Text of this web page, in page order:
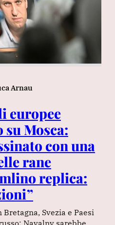
Arnau
europee
Mosca:
con una
rane
replica:
Svezia e Paesi